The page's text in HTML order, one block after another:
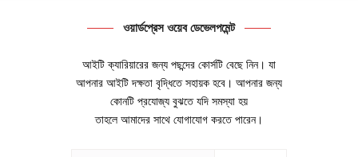
ওয়ার্ডপ্রেস ওয়েব ডেভেলপমেন্ট
আইটি ক্যারিয়ারের জন্য পছন্দের কোর্সটি বেছে নিন। যা
আপনার আইটি দক্ষতা বৃদ্ধিতে সহায়ক হবে। আপনার জন্য
কোনটি প্রযোজ্য বুঝতে যদি সমস্যা হয়
তাহলে আমাদের সাথে যোগাযোগ করতে পারেন।